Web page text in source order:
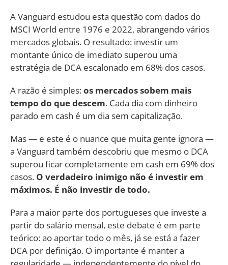
A Vanguard estudou esta questão com dados do
MSCI World entre 1976 e 2022, abrangendo vários
mercados globais. O resultado: investir um
montante único de imediato superou uma
estratégia de DCA escalonado em 68% dos casos.
A razão é simples:os mercados sobem mais
tempo do que descem. Cada dia com dinheiro
parado em cash é um dia sem capitalização.
Mas — e este é o nuance que muita gente ignora —
a Vanguard também descobriu que mesmo o DCA
superou ficar completamente em cash em 69% dos
casos. O verdadeiro inimigo não é investir em
máximos. É não investir de todo.
Para a maior parte dos portugueses que investe a
partir do salário mensal, este debate é em parte
teórico: ao aportar todo o mês, já se está a fazer
DCA por definição. O importante é manter a